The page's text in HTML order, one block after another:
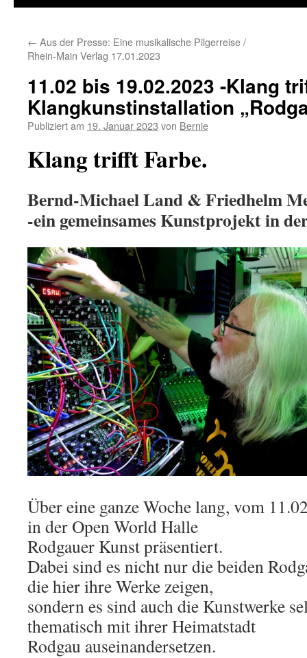
← Aus der Presse: Eine musikalische Pilgerreise /
Rhein-Main Verlag 17.01.2023
11.02 bis 19.02.2023 -Klang
Klangkunstinstallation
Publiziert am 19. Januar 2023 von Bernie
Klang trifft Farbe.
Bernd-Michael Land & Friedhelm
-ein gemeinsames Kunstprojekt in
Über eine ganze Woche lang, vom
in der Open World Halle
Rodgauer Kunst präsentiert.
Dabei sind es nicht nur die beiden
die hier ihre Werke zeigen,
sondern es sind auch die Kunstwerke
thematisch mit ihrer Heimatstadt
Rodgau auseinandersetzen.